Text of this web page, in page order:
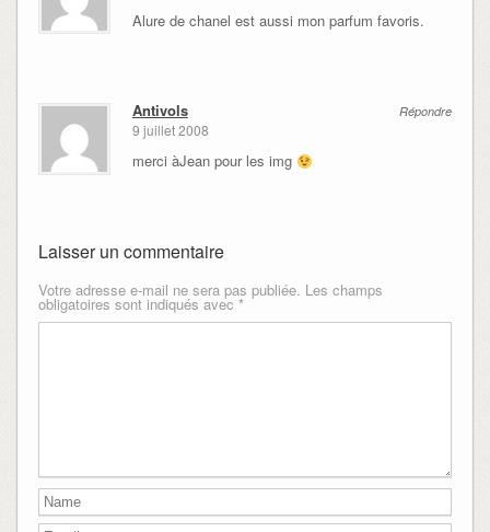
Alure de chanel est aussi mon parfum favoris.
Répondre
Antivols
9 juillet 2008
merci àJean pour les img
Laisser un commentaire
Votre adresse e-mail ne sera pas publiée. Les champs
obligatoires sont indiqués avec *